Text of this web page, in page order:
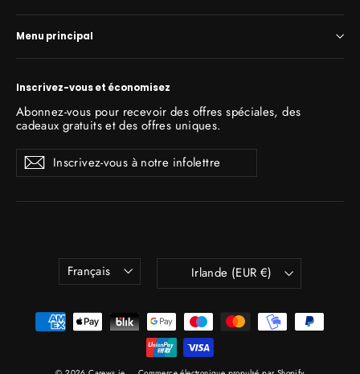
Menu principal
Inscrivez-vous et économisez
Abonnez-vous pour recevoir des offres spéciales, des
cadeaux gratuits et des offres uniques.
Inscrivez-
vous
à
infolettre
S'inscrireS'inscrire
Langue
Français DeviseIrlande (EUR €)